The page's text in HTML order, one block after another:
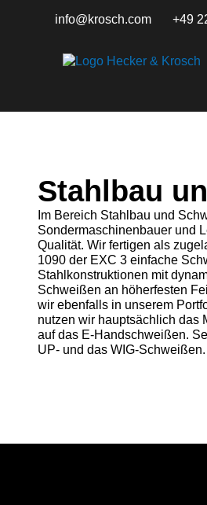
info@krosch.com +49
Stahlbau
Im Bereich Stahlbau und
Sondermaschinenbauer und
Qualität. Wir fertigen als
1090 der EXC 3 einfache
Stahlkonstruktionen mit
Schweißen an höherfesten
wir ebenfalls in unserem
nutzen wir hauptsächlich das
auf das E-Handschweißen.
UP- und das WIG-Schweißen.